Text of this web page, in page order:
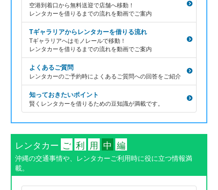
空港到着口から無料送迎で店舗へ移動！
レンタカーを借りるまでの流れを動画でご案内
Tギャラリアからレンタカーを借りる流れ
Tギャラリアへはモノレールで移動！
レンタカーを借りるまでの流れを動画でご案内
よくあるご質問
レンタカーのご予約時によくあるご質問への回答をご紹介
知っておきたいポイント
賢くレンタカーを借りるための豆知識が満載です。
レンタカー ご 利 用 中 編
沖縄の交通事情や、レンタカーご利用時に役に立つ情報満
載。